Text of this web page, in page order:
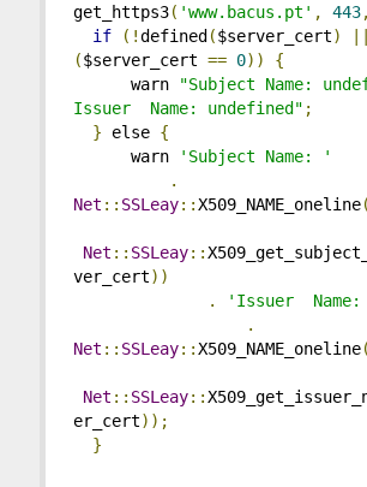
get_https3( 'www.bacus.pt' , 443,
if
(!defined ($server_cert)
($server_cert == 0))
{
warn
"Subject Name:
Issuer  Name: undefined" ;
} else {
warn
'Subject Name: '
.
Net :: SSLeay::X509_NAME_oneline(
Net :: SSLeay::
ver_cert))
.
'Issuer
.
Net :: SSLeay::X509_NAME_oneline(
Net :: SSLeay::
er_cert));
}